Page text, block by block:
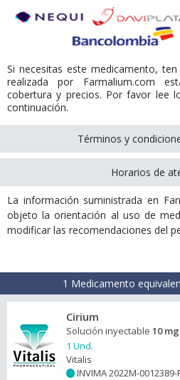
Si necesitas este medicamento,
realizada por Farmalium.com
cobertura y precios. Por favor lee
continuación.
Términos y
Horarios de
La información suministrada en
objeto la orientación al uso de
modificar las recomendaciones del
1 Medicamento
Cirium
Solución inyectable 10
1 Und.
Vitalis
INVIMA 2022M-0012389-